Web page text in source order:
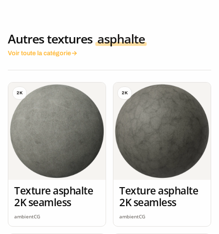
Autres textures asphalte
Voir toute la catégorie
2K
Texture asphalte
2K seamless
ambientCG
2K
Texture asphalte
2K seamless
ambientCG